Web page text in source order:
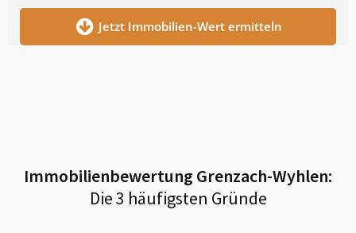
Jetzt Immobilien-Wert ermitteln
Immobilienbewertung Grenzach-Wyhlen:
Die 3 häufigsten Gründe